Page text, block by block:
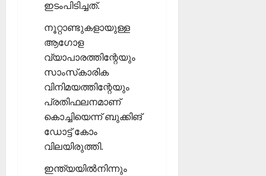
ഇടംപിടിച്ചത്.
നൂറ്റാണ്ടുകളായുള്ള
ആഗോള
വ്യാപാരത്തിന്റേയും
സാംസ്‌കാരിക
വിനിമയത്തിന്റേയും
പ്രതിഫലനമാണ്
കൊച്ചിയെന്ന് ബുക്കിങ്
ഡോട്ട് കോം
വിലയിരുത്തി.
ഇന്ത്യയില്‍നിന്നും